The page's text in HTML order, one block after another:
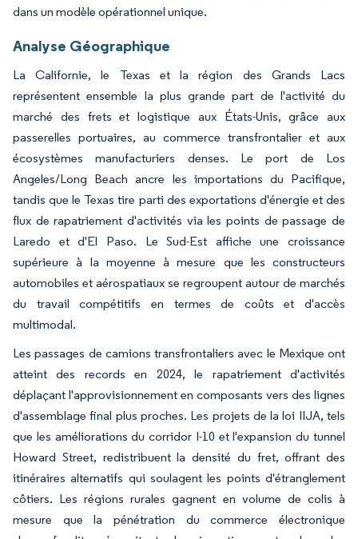
dans un modèle opérationnel unique.
Analyse Géographique
La Californie, le Texas et la région des Grands Lacs
représentent ensemble la plus grande part de l'activité du
marché des frets et logistique aux États-Unis, grâce aux
passerelles portuaires, au commerce transfrontalier et aux
écosystèmes manufacturiers denses. Le port de Los
Angeles/Long Beach ancre les importations du Pacifique,
tandis que le Texas tire parti des exportations d'énergie et des
flux de rapatriement d'activités via les points de passage de
Laredo et d'El Paso. Le Sud-Est affiche une croissance
supérieure à la moyenne à mesure que les constructeurs
automobiles et aérospatiaux se regroupent autour de marchés
du travail compétitifs en termes de coûts et d'accès
multimodal.
Les passages de camions transfrontaliers avec le Mexique ont
atteint des records en 2024, le rapatriement d'activités
déplaçant l'approvisionnement en composants vers des lignes
d'assemblage final plus proches. Les projets de la loi IIJA, tels
que les améliorations du corridor I-10 et l'expansion du tunnel
Howard Street, redistribuent la densité du fret, offrant des
itinéraires alternatifs qui soulagent les points d'étranglement
côtiers. Les régions rurales gagnent en volume de colis à
mesure que la pénétration du commerce électronique